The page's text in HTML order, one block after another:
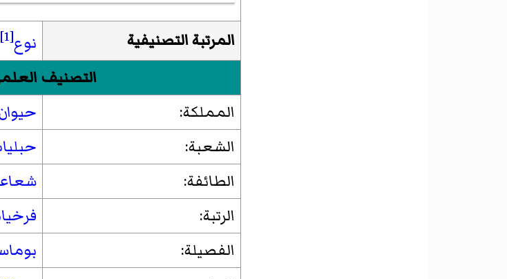
المرتبة التصنيفية نوع[1]
التصنيف
المملكة:
الشعبة:
الطائفة:
الرتبة:
الفصيلة: